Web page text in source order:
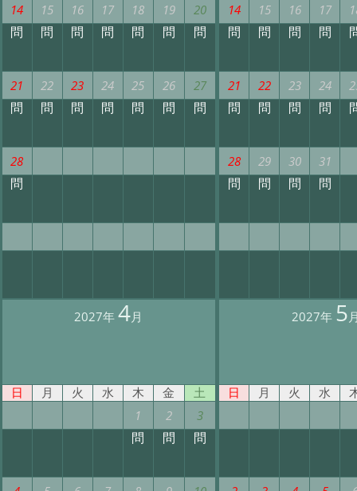
14 15 16 17 18 19 20
問 問 問 問 問 問 問
21 22 23 24 25 26 27
問 問 問 問 問 問 問
28
問
14 15 16 17
問 問 問 問
21 22 23 24
問 問 問 問
28 29 30 31
問 問 問 問
2027年4月
日 月 火 水 木 金 土
1 2 3
問 問 問
2027年 5
日 月 火 水